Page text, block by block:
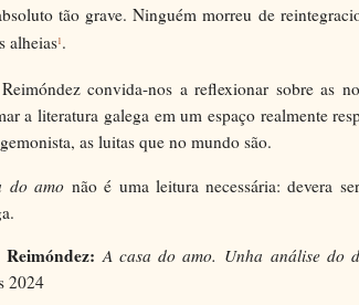
tão grave. Ninguém morreu de
alheias1 .
convida-nos a reflexionar sobre as
a literatura galega em um espaço realmente
as luitas que no mundo são.
do amonão é uma leitura necessária: devera
A casa do amo. Unha análise
2024